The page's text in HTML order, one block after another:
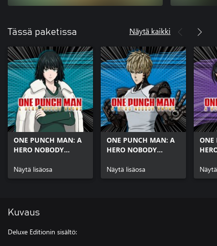
Tässä paketissa Näytä kaikki
ONE PUNCH MAN: A
HERO NOBODY
Blizzard (Fur Coat)
Näytä lisäosa
ONE PUNCH MAN: A
HERO NOBODY
Mode) Outfit
Näytä lisäosa
ONE
Kuvaus
Deluxe Editionin sisältö: